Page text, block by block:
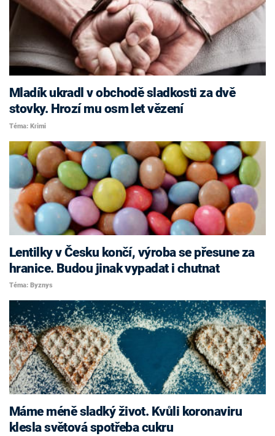
Mladík ukradl v obchodě sladkosti za dvě
stovky. Hrozí mu osm let vězení
Téma: Krimi
Lentilky v Česku končí, výroba se přesune za
hranice. Budou jinak vypadat i chutnat
Téma: Byznys
Máme méně sladký život. Kvůli koronaviru
klesla světová spotřeba cukru